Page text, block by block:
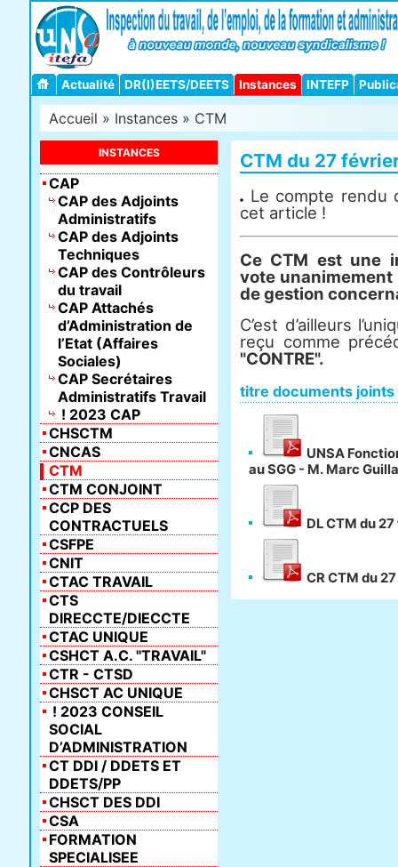
Actualité DR(I)EETS/DEETS Instances INTEFP
Accueil » Instances » CTM
CTM du 27
Le compte rendu
cet article !
Ce CTM est une
vote unanimement
de gestion
C’est d’ailleurs
reçu comme
"CONTRE".
titre documents joints
UNSA
au SGG - M. Marc
DL CTM du
CR CTM du
INSTANCES
CAP
CAP des Adjoints
Administratifs
CAP des Adjoints
Techniques
CAP des Contrôleurs
du travail
CAP Attachés
d’Administration de
l’Etat (Affaires
Sociales)
CAP Secrétaires
Administratifs Travail
! 2023 CAP
CHSCTM
CNCAS
CTM
CTM CONJOINT
CCP DES
CONTRACTUELS
CSFPE
CNIT
CTAC TRAVAIL
CTS
DIRECCTE/DIECCTE
CTAC UNIQUE
CSHCT A.C. "TRAVAIL"
CTR - CTSD
CHSCT AC UNIQUE
! 2023 CONSEIL
SOCIAL
D’ADMINISTRATION
CT DDI / DDETS ET
DDETS/PP
CHSCT DES DDI
CSA
FORMATION
SPECIALISEE